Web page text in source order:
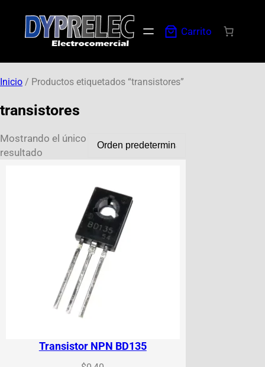
Carrito
Inicio / Productos etiquetados “transistores”
transistores
Mostrando el único
resultado
Transistor NPN BD135